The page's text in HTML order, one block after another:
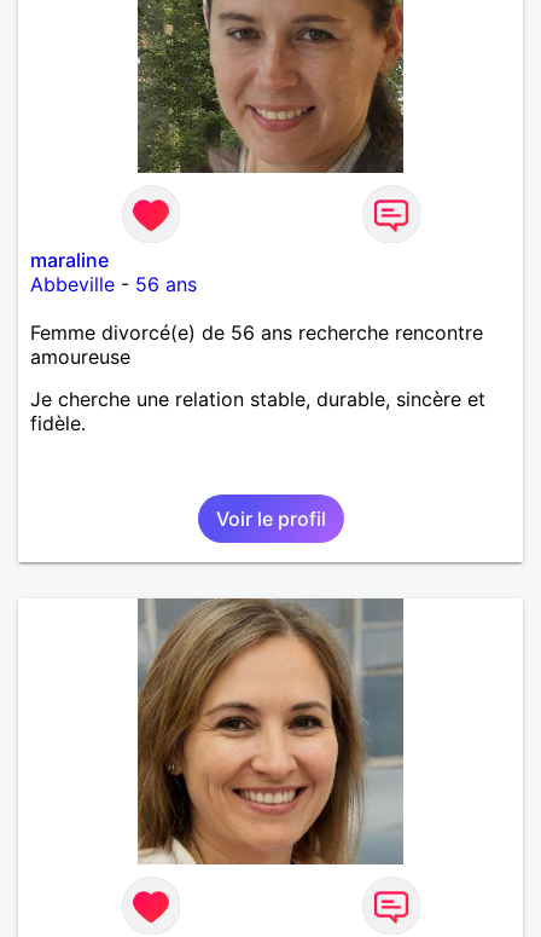
maraline
Abbeville - 56 ans
Femme divorcé(e) de 56 ans recherche rencontre
amoureuse
Je cherche une relation stable, durable, sincère et
fidèle.
Voir le profil